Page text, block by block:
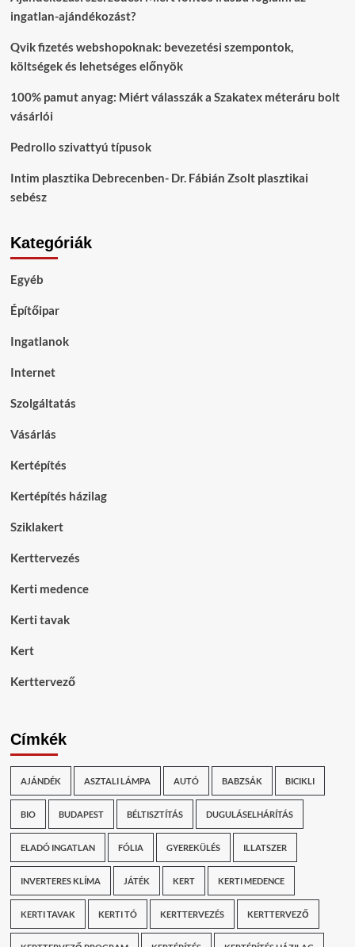
ingatlan-ajándékozást?
Qvik fizetés webshopoknak: bevezetési szempontok,
költségek és lehetséges előnyök
100% pamut anyag: Miért válasszák a Szakatex méteráru bolt
vásárlói
Pedrollo szivattyú típusok
Intim plasztika Debrecenben- Dr. Fábián Zsolt plasztikai
sebész
Kategóriák
Egyéb
Építőipar
Ingatlanok
Internet
Szolgáltatás
Vásárlás
Kertépítés
Kertépítés házilag
Sziklakert
Kerttervezés
Kerti medence
Kerti tavak
Kert
Kerttervező
Címkék
AJÁNDÉK ASZTALI LÁMPA AUTÓ BABZSÁK BICIKLI
BIO BUDAPEST BÉLTISZTÍTÁS DUGULÁSELHÁRÍTÁS
ELADÓ INGATLAN FÓLIA GYEREKÜLÉS ILLATSZER
INVERTERES KLÍMA JÁTÉK KERT KERTI MEDENCE
KERTI TAVAK KERTI TÓ KERTTERVEZÉS KERTTERVEZŐ